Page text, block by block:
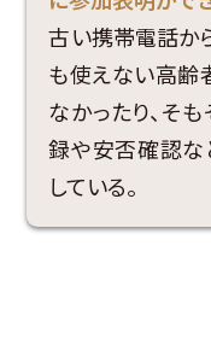
古い携帯電話か
も使えない高齢
なかったり、そ
録や安否確認
している。